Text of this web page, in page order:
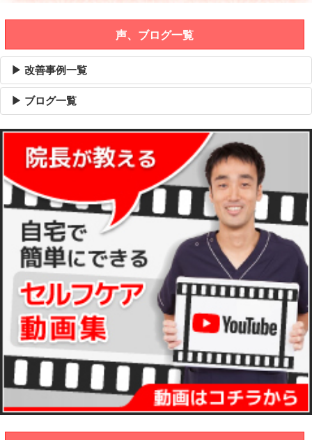
声、ブログ一覧
▶ 改善事例一覧
▶ ブログ一覧